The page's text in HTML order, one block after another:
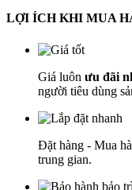
LỢI ÍCH KHI MUA
Giá luôn ưu đãi
người tiêu dùng
Đặt hàng - Mua
trung gian.